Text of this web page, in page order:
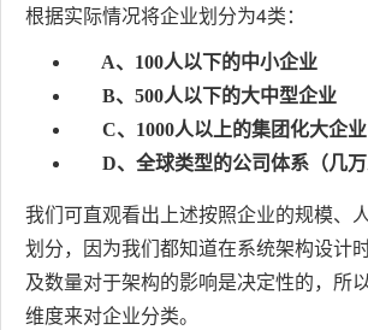
根据实际情况将企业划分为4类：
A、100人以下的中小企业
B、500人以下的大中型企业
C、1000人以上的集团化大企业
D、全球类型的公司体系（几万
我们可直观看出上述按照企业的规模、
划分，因为我们都知道在系统架构设计
及数量对于架构的影响是决定性的，所
维度来对企业分类。